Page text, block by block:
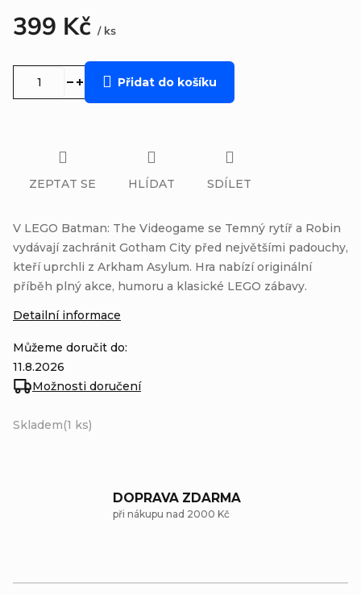
399 Kč / ks
Skladem(1 ks)
Můžeme doručit do:
11.8.2026
Možnosti doručení
Přidat do košíku
V LEGO Batman: The Videogame se Temný rytíř a Robin
vydávají zachránit Gotham City před největšími padouchy,
kteří uprchli z Arkham Asylum. Hra nabízí originální
příběh plný akce, humoru a klasické LEGO zábavy.
Detailní informace
ZEPTAT SE HLÍDAT SDÍLET
DOPRAVA ZDARMA
při nákupu nad 2000 Kč